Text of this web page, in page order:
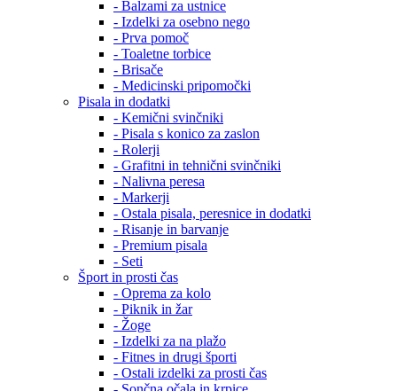
- Balzami za ustnice
- Izdelki za osebno nego
- Prva pomoč
- Toaletne torbice
- Brisače
- Medicinski pripomočki
Pisala in dodatki
- Kemični svinčniki
- Pisala s konico za zaslon
- Rolerji
- Grafitni in tehnični svinčniki
- Nalivna peresa
- Markerji
- Ostala pisala, peresnice in dodatki
- Risanje in barvanje
- Premium pisala
- Seti
Šport in prosti čas
- Oprema za kolo
- Piknik in žar
- Žoge
- Izdelki za na plažo
- Fitnes in drugi športi
- Ostali izdelki za prosti čas